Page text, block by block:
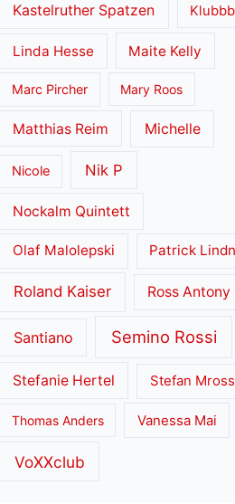
Kastelruther Spatzen
Linda Hesse Maite Kelly
Marc Pircher Mary Roos
Matthias Reim Michelle
Nicole Nik P
Nockalm Quintett
Olaf Malolepski Patrick
Roland Kaiser Ross Antony
Santiano Semino Rossi
Stefanie Hertel Stefan Mross
Thomas Anders Vanessa Mai
VoXXclub